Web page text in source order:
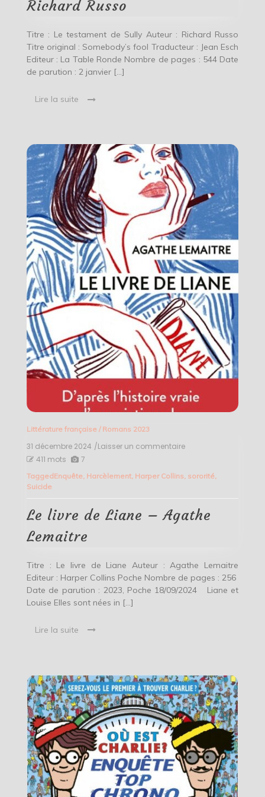
Richard Russo
Titre : Le testament de Sully Auteur : Richard Russo
Titre original : Somebody’s fool Traducteur : Jean Esch
Editeur : La Table Ronde Nombre de pages : 544 Date
de parution : 2 janvier […]
Lire la suite
Littérature française/ Romans 2023
31 décembre 2024 /Laisser un commentaireon
de
Agathe
Lemaitre
411 mots 7
TaggedEnquête, Harcèlement, Harper Collins sororité
Suicide
Le livre de Liane – Agathe
Lemaitre
Titre : Le livre de Liane Auteur : Agathe Lemaitre
Editeur : Harper Collins Poche Nombre de pages : 256
Date de parution : 2023, Poche 18/09/2024 Liane et
Louise Elles sont nées in […]
Lire la suite